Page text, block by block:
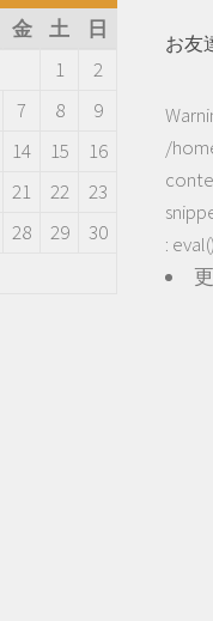
お友
/
:
金 土
日
1
2
7 8
9
14 15
16
21 22
23
28 29
30